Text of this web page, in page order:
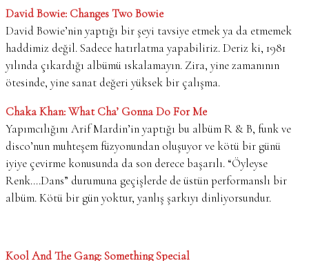
David Bowie: Changes Two Bowie
David Bowie’nin yaptığı bir şeyi tavsiye etmek ya da etmemek
haddimiz değil. Sadece hatırlatma yapabiliriz. Deriz ki, 1981
yılında çıkardığı albümü ıskalamayın. Zira, yine zamanının
ötesinde, yine sanat değeri yüksek bir çalışma.
Chaka Khan: What Cha’ Gonna Do For Me
Yapımcılığını Arif Mardin’in yaptığı bu albüm R & B, funk ve
disco’nun muhteşem füzyonundan oluşuyor ve kötü bir günü
iyiye çevirme konusunda da son derece başarılı. “Öyleyse
Renk….Dans” durumuna geçişlerde de üstün performanslı bir
albüm. Kötü bir gün yoktur, yanlış şarkıyı dinliyorsundur.
Kool And The Gang: Something Special